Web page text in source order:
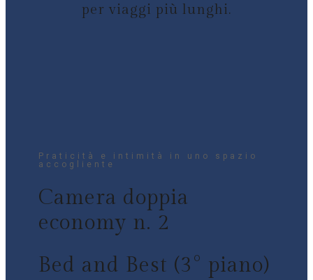
per viaggi più lunghi.
Praticità e intimità in uno spazio
accogliente
Camera doppia
economy n. 2
Bed and Best (3° piano)